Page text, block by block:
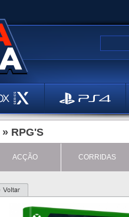
» RPG'S
ACÇÃO CORRIDAS